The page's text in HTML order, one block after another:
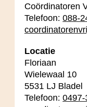
Coördinatoren
Telefoon: 088-
Locatie
Floriaan
Wielewaal 10
5531 LJ Bladel
Telefoon: